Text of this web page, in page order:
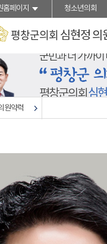
홈페이지 청소년의회
평창군의회 심현정 의
군민과 더 가까이
평창군의회심
원약력